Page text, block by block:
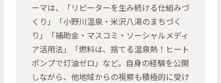
ーマは、「リピーターを生み続ける仕組みづ
くり」「小野川温泉・米沢八湯のまちづく
り」「補助金・マスコミ・ソーシャルメディ
ア活用法」「燃料は、捨てる温泉熱！ヒート
ポンプで灯油ゼロ」など。自身の経験を公開
しながら、他地域からの視察も積極的に受け